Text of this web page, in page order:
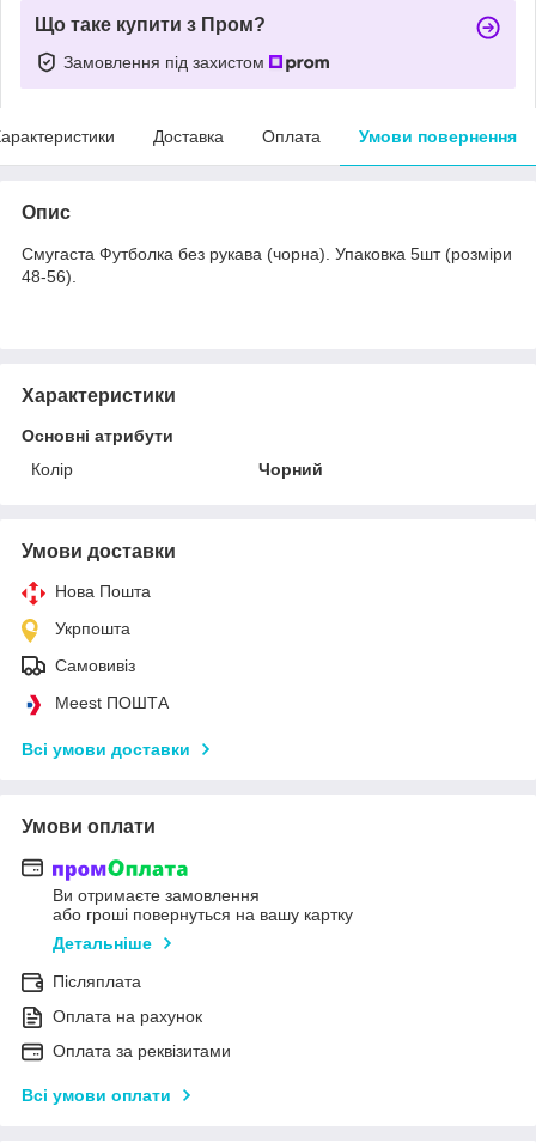
Що таке купити з Пром?
Замовлення під захистом
Доставка Оплата Умови повернення
Опис
Смугаста Футболка без рукава (чорна). Упаковка 5шт (розміри
48-56).
Характеристики
Основні атрибути
Колір
Чорний
Умови доставки
Нова Пошта
Укрпошта
Самовивіз
Meest ПОШТА
Всі умови доставки
Умови оплати
Ви отримаєте замовлення
або гроші повернуться на вашу картку
Детальніше
Післяплата
Оплата на рахунок
Оплата за реквізитами
Всі умови оплати